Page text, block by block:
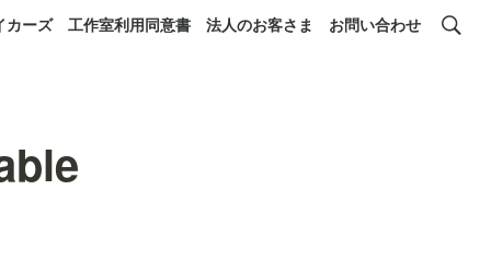
カーズ 工作室利用同意書 法人のお客さま お問い合わせ